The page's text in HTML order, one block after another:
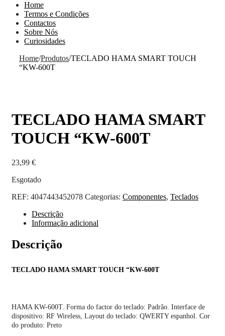
Home
Termos e Condições
Contactos
Sobre Nós
Curiosidades
Home/Produtos/TECLADO HAMA SMART TOUCH
“KW-600T
TECLADO HAMA SMART
TOUCH “KW-600T
23,99 €
Esgotado
REF: 4047443452078 Categorias: Componentes, Teclados
Descrição
Informação adicional
Descrição
TECLADO HAMA SMART TOUCH “KW-600T
HAMA KW-600T. Forma do factor do teclado: Padrão. Interface de
dispositivo: RF Wireless, Layout do teclado: QWERTY espanhol. Cor
do produto: Preto